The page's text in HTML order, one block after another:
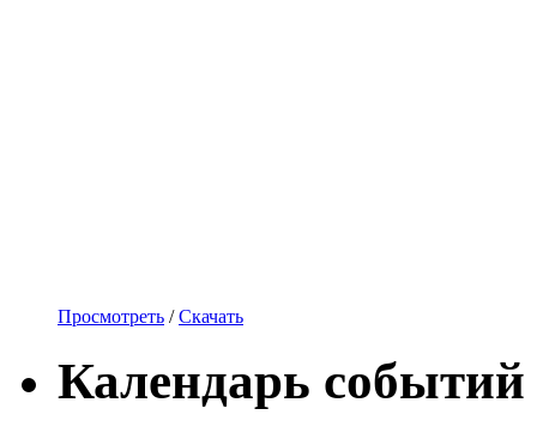
Просмотреть /Скачать
Календарь событий